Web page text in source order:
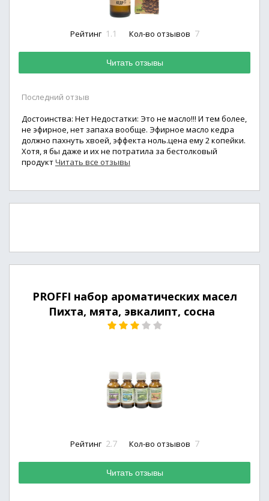
Рейтинг 1.1 Кол-во отзывов 7
Читать отзывы
Последний отзыв
Достоинства: Нет Недостатки: Это не масло!!! И тем более,
не эфирное, нет запаха вообще. Эфирное масло кедра
должно пахнуть хвоей, эффекта ноль.цена ему 2 копейки.
Хотя, я бы даже и их не потратила за бестолковый
продуктЧитать все отзывы
PROFFI набор ароматических масел
Пихта, мята, эвкалипт, сосна
Рейтинг 2.7 Кол-во отзывов 7
Читать отзывы